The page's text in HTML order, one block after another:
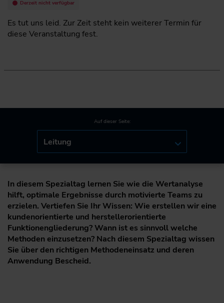
Derzeit nicht verfügbar
Es tut uns leid. Zur Zeit steht kein weiterer Termin für
diese Veranstaltung fest.
Auf dieser Seite:
Leitung
In diesem Spezialtag lernen Sie wie die Wertanalyse
hilft, optimale Ergebnisse durch motivierte Teams zu
erzielen. Vertiefen Sie Ihr Wissen: Wie erstellen wir eine
kundenorientierte und herstellerorientierte
Funktionengliederung? Wann ist es sinnvoll welche
Methoden einzusetzen? Nach diesem Spezialtag wissen
Sie über den richtigen Methodeneinsatz und deren
Anwendung Bescheid.